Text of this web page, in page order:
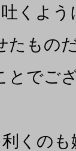
くよ
たもの
とでご
くの